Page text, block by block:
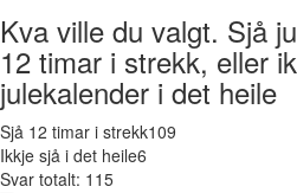
Kva ville du valgt. Sjå
12 timar i strekk, eller
julekalender i det heile
Sjå 12 timar i strekk109
Ikkje sjå i det heile6
Svar totalt: 115